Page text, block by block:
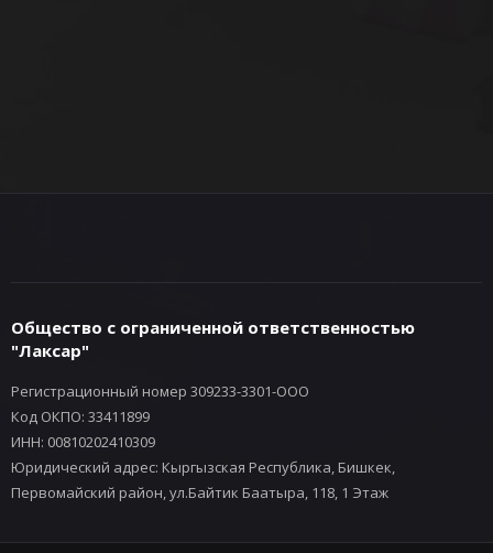
Общество с ограниченной ответственностью
"Лаксар"
Регистрационный номер 309233-3301-ООО
Код ОКПО: 33411899
ИНН: 00810202410309
Юридический адрес: Кыргызская Республика, Бишкек,
Первомайский район, ул.Байтик Баатыра, 118, 1 Этаж